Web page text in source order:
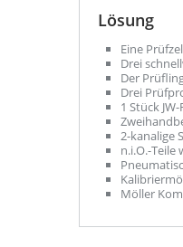
Lösung
Eine
Drei
Der
Drei
1 Stück
2-kanalige
n.i.O.-
Möller